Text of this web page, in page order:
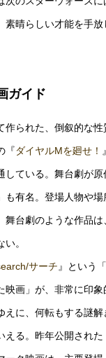
素晴らしい才能を手放
ガイド
られた、倒叙的な性
『ダイヤルMを廻せ！
している。舞台劇が
も有名。登場人物や
舞台劇のような作品
。
サーチ 』という
映画」が、非常に印象
えに、何転もする謎
える。昨年公開された